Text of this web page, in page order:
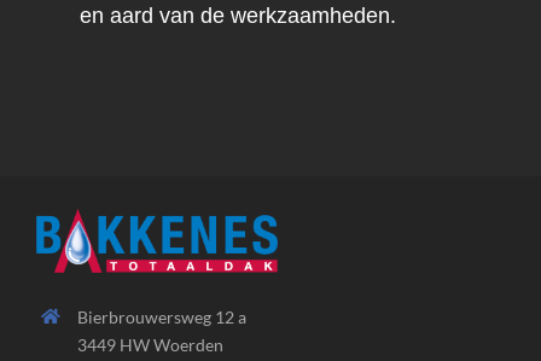
en aard van de werkzaamheden.
Bierbrouwersweg 12 a
3449 HW Woerden